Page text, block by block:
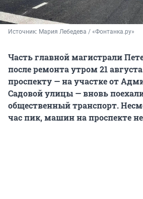
Источник: Мария Лебедева / «Фонтанка.ру»
Часть главной магистрали
после ремонта утром 21
проспекту — на участке от
Садовой улицы — вновь
общественный транспорт.
час пик, машин на проспекте